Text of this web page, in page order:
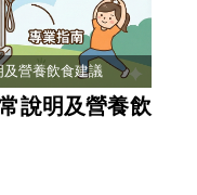
營養飲食建議
說明及營養飲